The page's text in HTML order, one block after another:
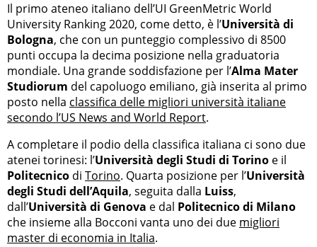
Il primo ateneo italiano dell’UI GreenMetric World
University Ranking 2020, come detto, è l’Università di
Bologna, che con un punteggio complessivo di 8500
punti occupa la decima posizione nella graduatoria
mondiale. Una grande soddisfazione per l’Alma Mater
Studiorum del capoluogo emiliano, già inserita al primo
posto nella classifica delle migliori università italiane
secondo l’US News and World Report.
A completare il podio della classifica italiana ci sono due
atenei torinesi: l’Università degli Studi di Torino e il
Politecnico di Torino. Quarta posizione per l’Università
degli Studi dell’Aquila, seguita dalla Luiss,
dall’Università di Genova e dal Politecnico di Milano
che insieme alla Bocconi vanta uno dei due migliori
master di economia in Italia.